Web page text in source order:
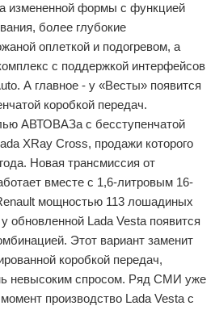
измененной формы с функцией
более глубокие
оплеткой и подогревом, а
с поддержкой интерфейсов
А главное - у «Весты» появится
коробкой передач.
АВТОВАЗа с бесступенчатой
XRay Cross, продажи которого
Новая трансмиссия от
вместе с 1,6-литровым 16-
мощностью 113 лошадиных
обновленной Lada Vesta появится
Этот вариант заменит
коробкой передач,
невысоким спросом. Ряд СМИ уже
производство Lada Vesta с